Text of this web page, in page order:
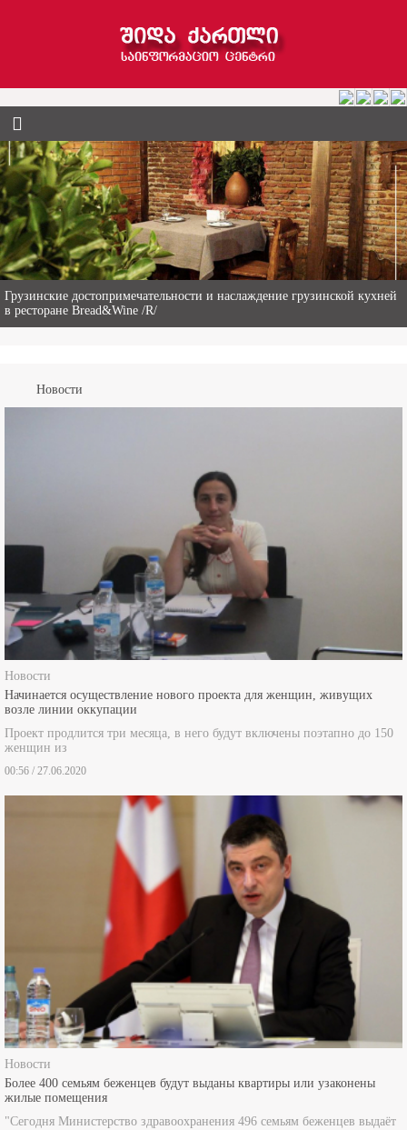
Гиви Абалаки – 86-летний фермер из Горийского муниципалитета
Новости
Начинается осуществление нового проекта для женщин, живущих
возле линии оккупации
Проект продлится три месяца, в него будут включены поэтапно до 150
женщин из
00:56 / 27.06.2020
Новости
Более 400 семьям беженцев будут выданы квартиры или узаконены
жилые помещения
"Сегодня Министерство здравоохранения 496 семьям беженцев выдаёт
новые квартиры